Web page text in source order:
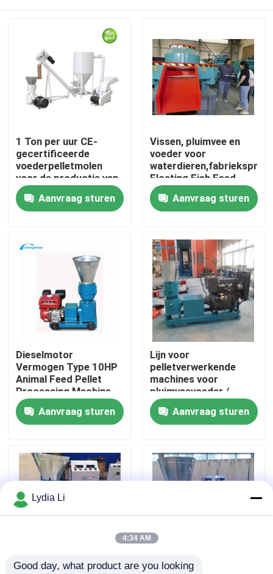
VR-show
Fabrieksreis
Kwaliteitscontrole
Contacteer ons
Vraag een offerte aan
Houtpelletfabriek
1 Ton per uur CE-
gecertificeerde
voederpelletmolen
voor de productie van
pluimvee- en veevoer
Aanvraag sturen
Vissen, pluimvee en
voeder voor
waterdieren,fabrieksprijs
Floating Fish Feed
Pellet
Machine,vee,honden
Betaling en
Aanvraag sturen
Dieselmotor
Vermogen Type 10HP
Animal Feed Pellet
Processing Machine
90-120kg/h output
Feed Pellet Making
Machine
Aanvraag sturen
Lijn voor
pelletverwerkende
machines voor
pluimveevoeder /
pelletmachine voor
diervoeder prijzen /
pelletmachinevoerlijn
Aanvraag sturen
200-1200 kg/uur 2.5mm 3mm 4mm
Lydia Li
4:34 AM
Good day, what product are you looking